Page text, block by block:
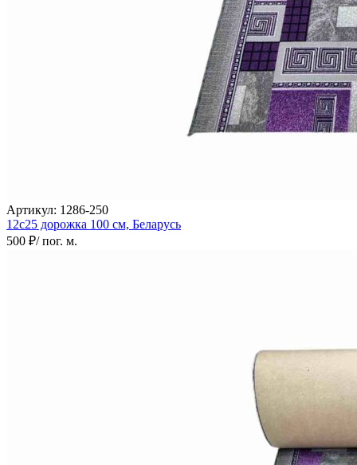
Артикул: 1286-250
12с25 дорожка 100 см, Беларусь
500 ₽/ пог. м.